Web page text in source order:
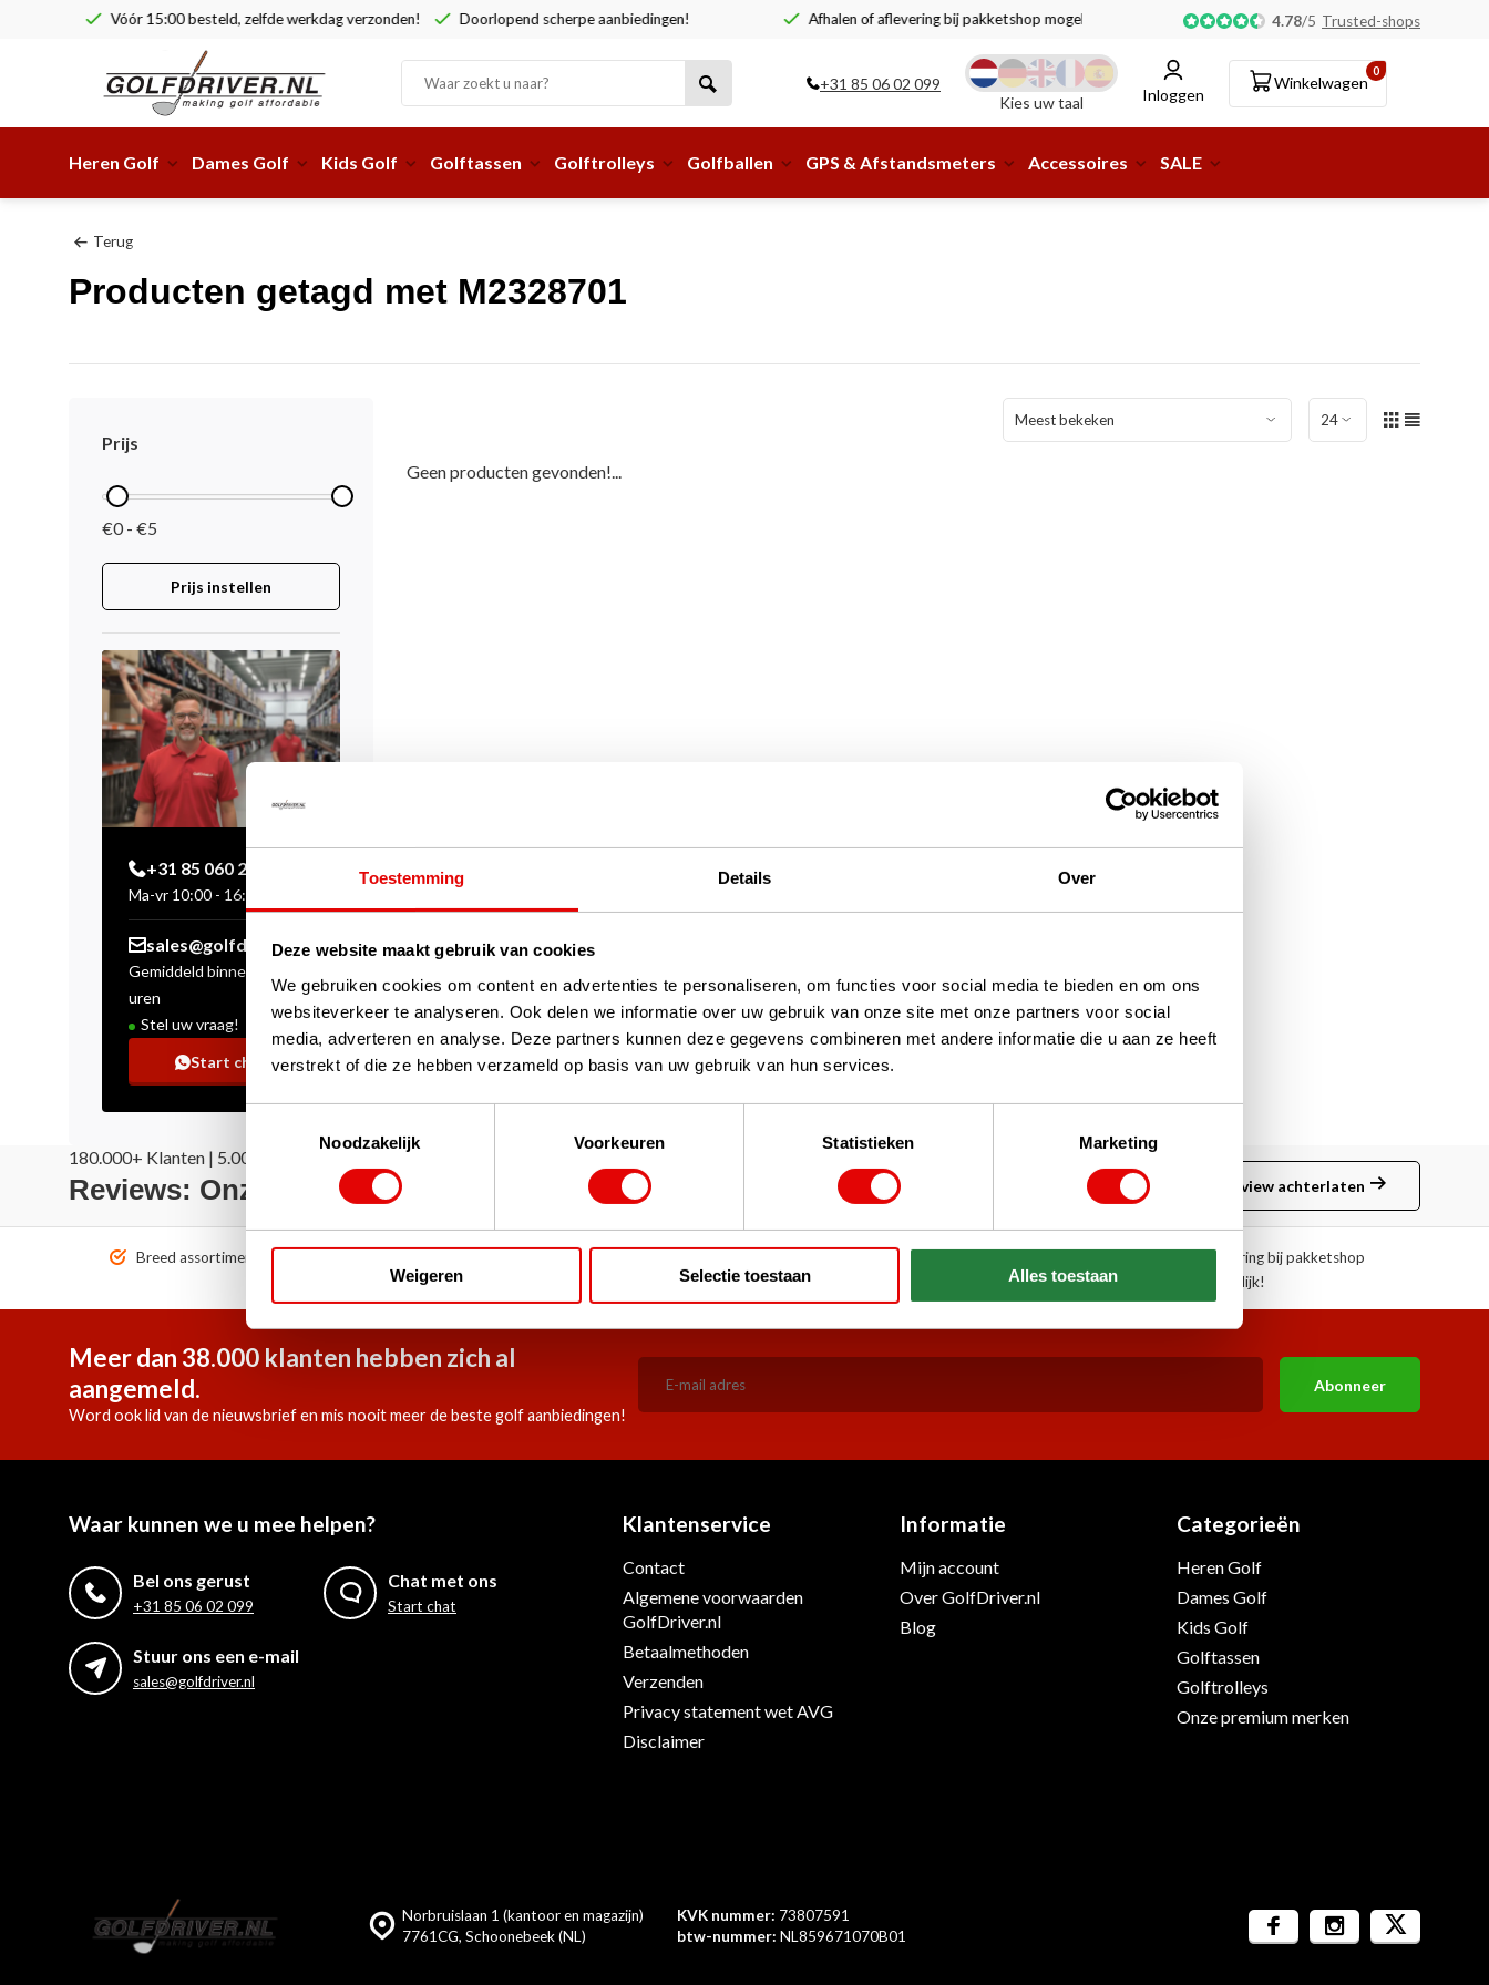
Toestemming Details Over
Deze website maakt gebruik van cookies
We gebruiken cookies om content en advertenties te personaliseren, om functies voor social media te bieden en om ons
websiteverkeer te analyseren. Ook delen we informatie over uw gebruik van onze site met onze partners voor social
media, adverteren en analyse. Deze partners kunnen deze gegevens combineren met andere informatie die u aan ze heeft
verstrekt of die ze hebben verzameld op basis van uw gebruik van hun services.
Toestemmingsselectie
Noodzakelijk
Voorkeuren Statistieken Marketing
Weigeren Selectie toestaan Alles toestaan
Vóór 15:00 besteld, zelfde werkdag verzonden! Doorlopend scherpe aanbiedingen! Afhalen of aflevering bij pakketshop mogelijk! 4.78/5 Trusted-shops
+31 85 06 02 099
Kies uw taal
Inloggen
0
Winkelwagen
Heren Golf Dames Golf Kids Golf Golftassen Golftrolleys Golfballen GPS & Afstandsmeters Accessoires SALE
Terug
Producten getagd met M2328701
Prijs
€0 - €5
Prijs instellen
+31 85 060 20 99
Ma-vr 10:00 - 16:00 uur
sales@golfdriver.nl
Gemiddeld binnen enkele
uren
Stel uw vraag!
Start chat
Geen producten gevonden!...
180.000+ Klanten | 5.000+ Reviews | Trusted Shops, TrustPilot, Google
Reviews: Onze klanten aan het woord Review achterlaten
Breed assortiment A-merken!
Vóór 15:00 besteld, zelfde werkdag
Doorlopend scherpe aanbiedingen!
Afhalen of aflevering bij pakketshop
mogelijk!
Meer dan 38.000 klanten hebben zich al
aangemeld.
Word ook lid van de nieuwsbrief en mis nooit meer de beste golf aanbiedingen!
Abonneer
Waar kunnen we u mee helpen?
Bel ons gerust
+31 85 06 02 099
Chat met ons
Start chat
Stuur ons een e-mail
sales@golfdriver.nl
Klantenservice
Contact
Algemene voorwaarden
GolfDriver.nl
Betaalmethoden
Verzenden
Privacy statement wet AVG
Disclaimer
Informatie
Mijn account
Over GolfDriver.nl
Blog
Categorieën
Heren Golf
Dames Golf
Kids Golf
Golftassen
Golftrolleys
Onze premium merken
Norbruislaan 1 (kantoor en magazijn)
7761CG, Schoonebeek (NL)
KVK nummer: 73807591
btw-nummer: NL859671070B01